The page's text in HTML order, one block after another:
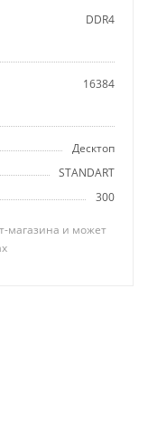
DDR4
16384
Десктоп
STANDART
300
магазина и может